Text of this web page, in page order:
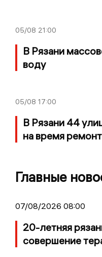
05/08 21:00
В Рязани
воду
05/08 17:00
В Рязани 44
на время
Главные
07/08/2026 08:00
20-летняя
совершение